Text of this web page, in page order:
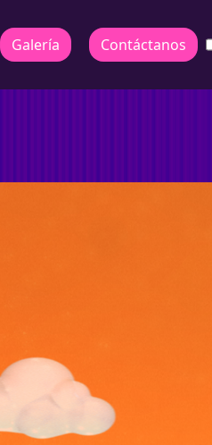
Galería Contáctanos